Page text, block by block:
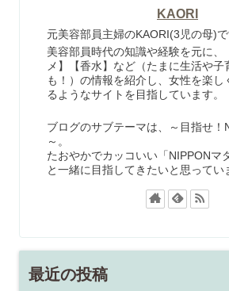
KAORI
元美容部員主婦のKAORI(3児の母)で
美容部員時代の知識や経験を元に、
メ】【香水】など（たまに生活や子
も！）の情報を紹介し、女性を楽し
るようなサイトを目指しています。
ブログのサブテーマは、～目指せ！
～。
たおやかでカッコいい「NIPPONマ
と一緒に目指してきたいと思ってい
最近の投稿